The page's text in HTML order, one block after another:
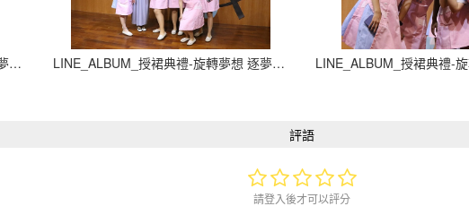
LINE_ALBUM_授裙典禮-旋轉夢想 逐夢飛翔_210927_1 LINE_ALBUM_授裙典禮-旋轉夢想 逐夢飛翔_210927_2
評語
請登入後才可以評分